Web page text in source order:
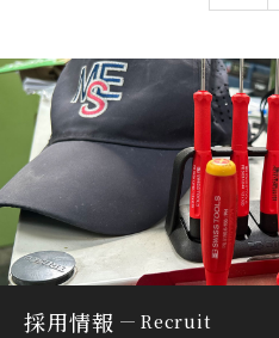
採用情報 Recruit